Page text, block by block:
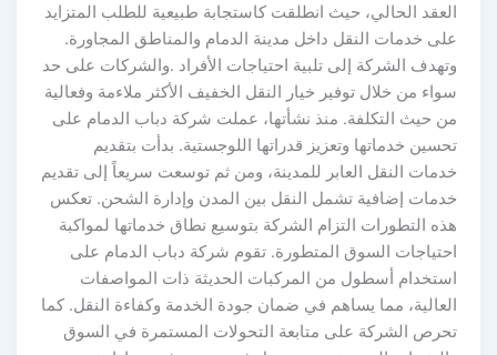
العقد الحالي، حيث انطلقت كاستجابة طبيعية للطلب المتزايد
على خدمات النقل داخل مدينة الدمام والمناطق المجاورة.
وتهدف الشركة إلى تلبية احتياجات الأفراد .والشركات على حد
سواء من خلال توفير خيار النقل الخفيف الأكثر ملاءمة وفعالية
من حيث التكلفة. منذ نشأتها، عملت شركة دباب الدمام على
تحسين خدماتها وتعزيز قدراتها اللوجستية. بدأت بتقديم
خدمات النقل العابر للمدينة، ومن ثم توسعت سريعاً إلى تقديم
خدمات إضافية تشمل النقل بين المدن وإدارة الشحن. تعكس
هذه التطورات التزام الشركة بتوسيع نطاق خدماتها لمواكبة
احتياجات السوق المتطورة. تقوم شركة دباب الدمام على
استخدام أسطول من المركبات الحديثة ذات المواصفات
العالية، مما يساهم في ضمان جودة الخدمة وكفاءة النقل. كما
تحرص الشركة على متابعة التحولات المستمرة في السوق